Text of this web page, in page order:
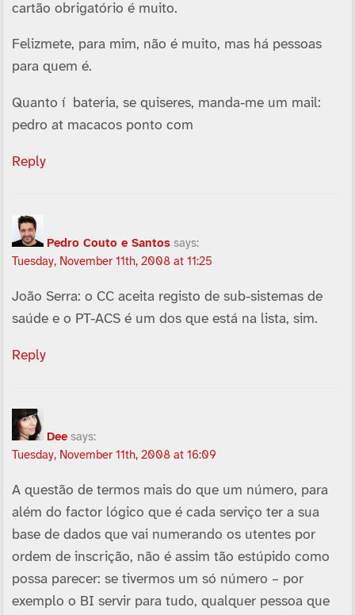
cartão obrigatório é muito.
Felizmete, para mim, não é muito, mas há pessoas
para quem é.
Quanto í bateria, se quiseres, manda-me um mail:
pedro at macacos ponto com
Reply
Pedro Couto e Santos says:
Tuesday, November 11th, 2008 at 11:25
João Serra: o CC aceita registo de sub-sistemas de
saúde e o PT-ACS é um dos que está na lista, sim.
Reply
Dee says:
Tuesday, November 11th, 2008 at 16:09
A questão de termos mais do que um número, para
além do factor lógico que é cada serviço ter a sua
base de dados que vai numerando os utentes por
ordem de inscrição, não é assim tão estúpido como
possa parecer: se tivermos um só número – por
exemplo o BI servir para tudo, qualquer pessoa que